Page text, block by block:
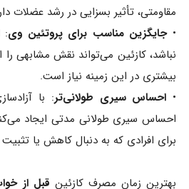
مقاومتی، تأثیر بسزایی در رشد عضلات
•جایگزین مناسب برای پروتئین وی:
نباشد، کازئین می‌تواند نقش مشابهی را
بیشتری در این زمینه نیاز است.
• احساس سیری طولانی‌تر: با
احساس سیری طولانی‌ مدتی ایجاد
برای افرادی که به دنبال کاهش یا
بهترین زمان مصرف کازئین قبل از